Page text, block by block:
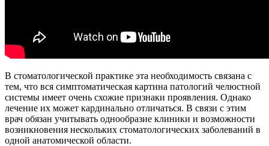
В стоматологической практике эта необходимость связана с
тем, что вся симптоматическая картина патологий челюстной
системы имеет очень схожие признаки проявления. Однако
лечение их может кардинально отличаться. В связи с этим
врач обязан учитывать однообразие клиники и возможности
возникновения нескольких стоматологических заболеваний в
одной анатомической области.